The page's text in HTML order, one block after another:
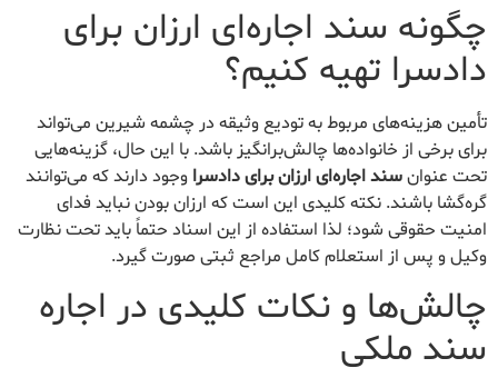
چگونه سند اجاره‌ای ارزان برای
دادسرا تهیه کنیم؟
تأمین هزینه‌های مربوط به تودیع وثیقه در چشمه شیرین می‌تواند
برای برخی از خانواده‌ها چالش‌برانگیز باشد. با این حال، گزینه‌هایی
تحت عنوانسند اجاره‌ای ارزان برای دادسرا وجود دارند که می‌توانند
گره‌گشا باشند. نکته کلیدی این است که ارزان بودن نباید فدای
امنیت حقوقی شود؛ لذا استفاده از این اسناد حتماً باید تحت نظارت
وکیل و پس از استعلام کامل مراجع ثبتی صورت گیرد.
چالش‌ها و نکات کلیدی در اجاره
سند ملکی